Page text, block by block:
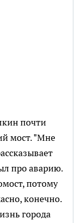
почти
мост. "Мне
про аварию.
потому
конечно.
города